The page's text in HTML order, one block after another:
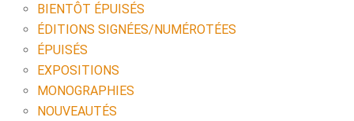
BIENTÔT ÉPUISÉS
ÉDITIONS SIGNÉES/NUMÉROTÉES
ÉPUISÉS
EXPOSITIONS
MONOGRAPHIES
NOUVEAUTÉS